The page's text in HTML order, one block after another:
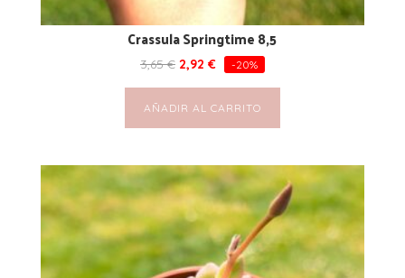
Crassula Springtime 8,5
3,65€ 2,92 € -20%
AÑADIR AL CARRITO